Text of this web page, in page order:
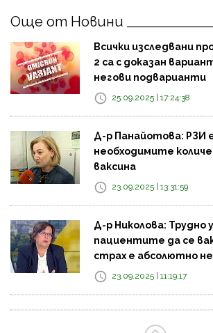
Още от Новини
Всички изследвани
2 са с доказан
негови подварианти
25.09.2025 | 17:24:38
Д-р Панайотова: РЗИ
необходимите
ваксина
23.09.2025 | 13:31:59
Д-р Николова: Трудно
пациентите да се
страх е абсолютно
23.09.2025 | 11:19:17